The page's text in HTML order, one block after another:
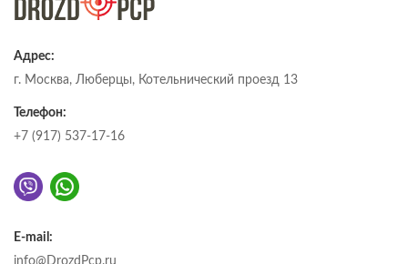
Адрес:
г. Москва, Люберцы, Котельнический проезд 13
Телефон:
+7 (917) 537-17-16
E-mail: